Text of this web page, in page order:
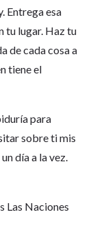
Entrega esa
tu lugar. Haz tu
de cada cosa a
tiene el
para
sobre ti mis
día a la vez.
Las Naciones